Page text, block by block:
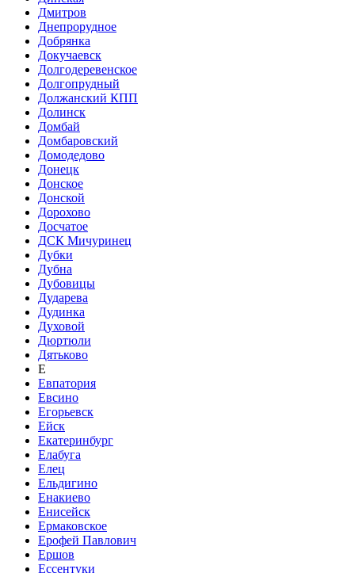
Дмитров
Днепрорудное
Добрянка
Докучаевск
Долгодеревенское
Долгопрудный
Должанский КПП
Долинск
Домбай
Домбаровский
Домодедово
Донецк
Донское
Донской
Дорохово
Досчатое
ДСК Мичуринец
Дубки
Дубна
Дубовицы
Дударева
Дудинка
Духовой
Дюртюли
Дятьково
Е
Евпатория
Евсино
Егорьевск
Ейск
Екатеринбург
Елабуга
Елец
Ельдигино
Енакиево
Енисейск
Ермаковское
Ерофей Павлович
Ершов
Ессентуки